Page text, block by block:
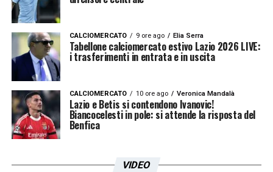
CALCIOMERCATO 9 ore ago Elia Serra
Tabellone calciomercato estivo Lazio 2026 LIVE:
i trasferimenti in entrata e in uscita
CALCIOMERCATO 10 ore ago Veronica Mandalà
Lazio e Betis si contendono Ivanovic!
Biancocelesti in pole: si attende la risposta del
Benfica
VIDEO